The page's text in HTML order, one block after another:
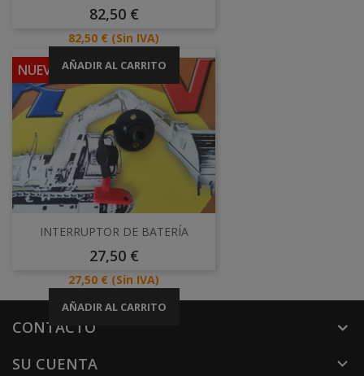
Precio
82,50 €
Precio
82,50 € (Sin IVA)
AÑADIR AL CARRITO
NUEVO
INTERRUPTOR DE BATERÍA
Precio
27,50 €
Precio
27,50 € (Sin IVA)
AÑADIR AL CARRITO
CONTACTO
SU CUENTA
